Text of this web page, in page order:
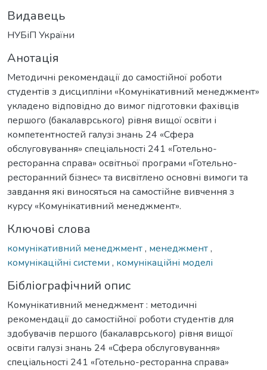
Видавець
НУБіП України
Анотація
Методичні рекомендації до самостійної роботи
студентів з дисципліни «Комунікативний менеджмент»
укладено відповідно до вимог підготовки фахівців
першого (бакалаврського) рівня вищої освіти і
компетентностей галузі знань 24 «Сфера
обслуговування» спеціальності 241 «Готельно-
ресторанна справа» освітньої програми «Готельно-
ресторанний бізнес» та висвітлено основні вимоги та
завдання які виносяться на самостійне вивчення з
курсу «Комунікативний менеджмент».
Ключові слова
комунікативний менеджмент, менеджмент,
комунікаційні системи , комунікаційні моделі
Бібліографічний опис
Комунікативний менеджмент : методичні
рекомендації до самостійної роботи студентів для
здобувачів першого (бакалаврського) рівня вищої
освіти галузі знань 24 «Сфера обслуговування»
спеціальності 241 «Готельно-ресторанна справа»